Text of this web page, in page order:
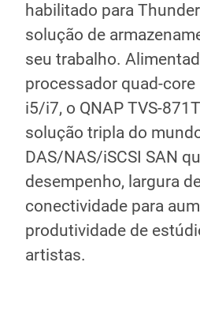
habilitado para
solução de
seu trabalho.
processador quad-
i5/i7, o QNAP TVS-
solução tripla do
DAS/NAS/iSCSI SAN
desempenho, largura
conectividade para
produtividade de
artistas.